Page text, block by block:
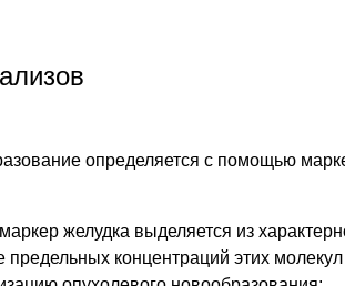
определяется с помощью
желудка выделяется из
концентраций этих молекул